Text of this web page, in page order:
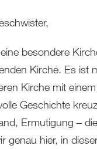
besondere
Kirche. Es ist
Kirche mit
Geschichte
Ermutigung –
genau hier, in